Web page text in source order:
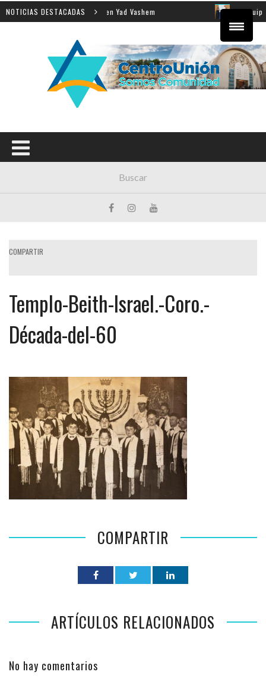
NOTICIAS DESTACADAS
de la Shoá en Yad Vashem El equipo
COMPARTIR
Templo-Beith-Israel.-Coro.-
Década-del-60
COMPARTIR
ARTÍCULOS RELACIONADOS
No hay comentarios